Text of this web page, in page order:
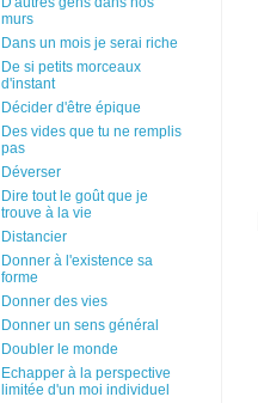
murs
Dans un mois je serai riche
De si petits morceaux
d'instant
Décider d'être épique
Des vides que tu ne remplis
pas
Déverser
Dire tout le goût que je
trouve à la vie
Distancier
Donner à l'existence sa
forme
Donner des vies
Donner un sens général
Doubler le monde
Echapper à la perspective
limitée d'un moi individuel